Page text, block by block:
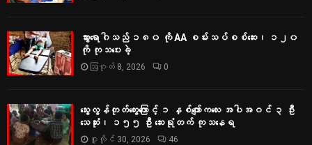
သွားရောဂါသည် ၁၈၀ ကို AA စမ်းသပ်စစ်ဆေး၊ ၁၂၀
ကို ကုသပေးခဲ့
ဩဂုတ် 8, 2026 0
သွေးလွန်တုတ်ကွေးကြောင့် ၁ နှစ်ကျော်ကလေး အပါအဝင် ၃ ဦး
သေဆုံး၊ ၁၅၅ ဦး ဆေးရုံတက် ကုသနေရ
ဇူလိုင် 30, 2026 46